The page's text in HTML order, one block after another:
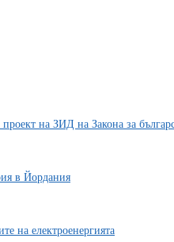
на ЗИД на Закона за
в Йордания
на електроенергията